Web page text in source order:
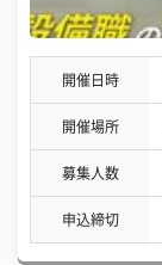
開催日時
開催場所
募集人数
申込締切